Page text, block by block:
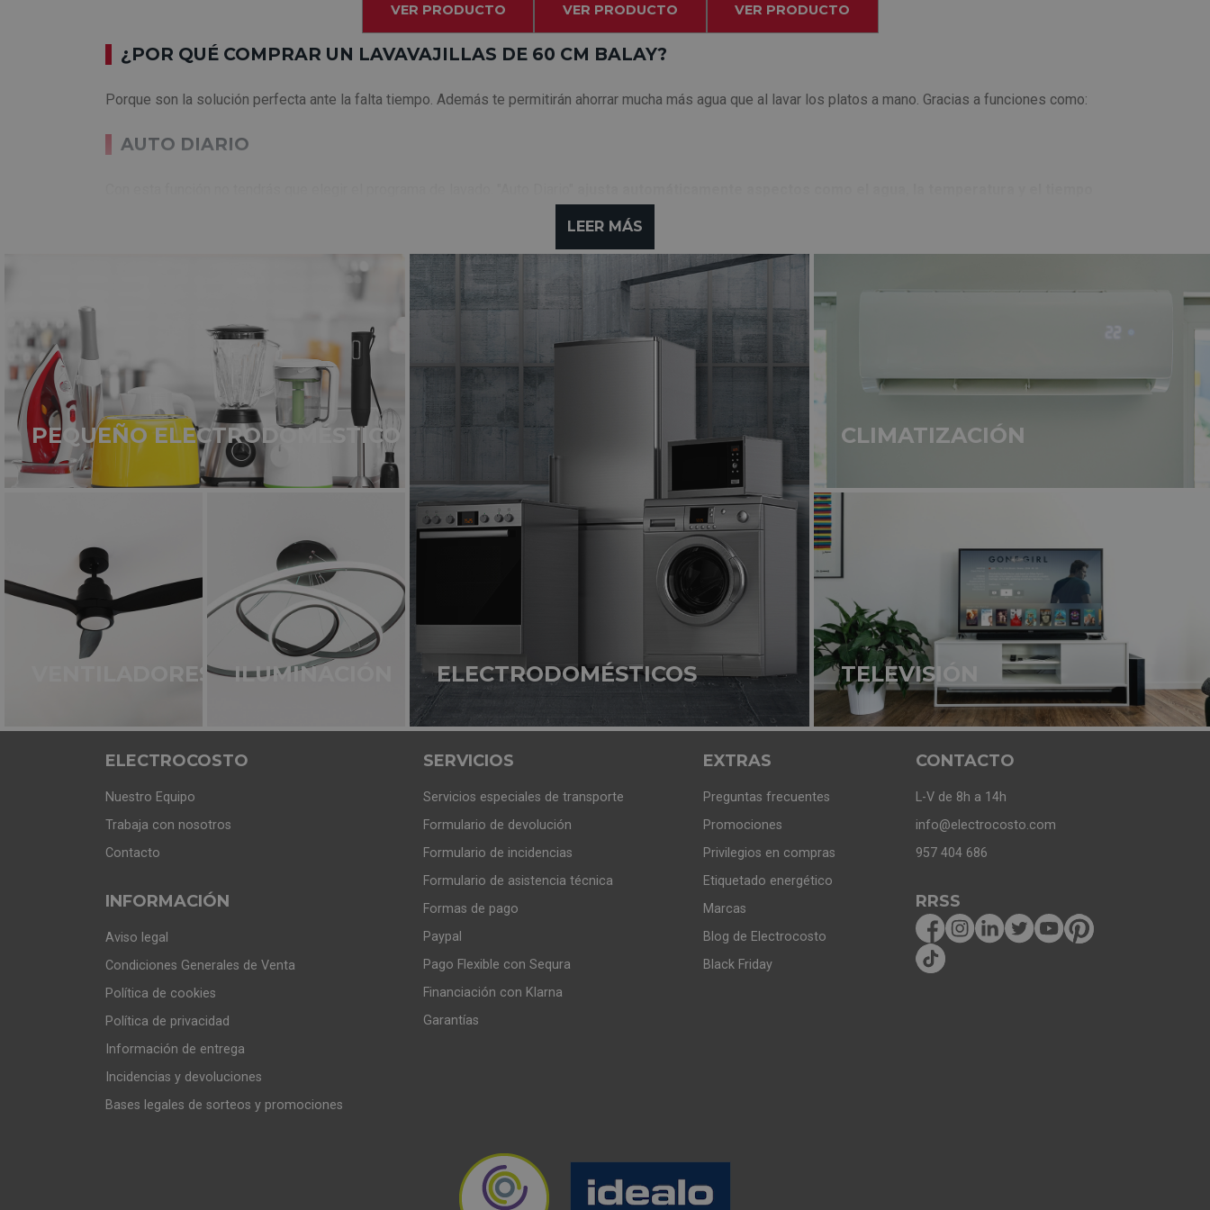
VER PRODUCTO VER PRODUCTO VER PRODUCTO
¿POR QUÉ COMPRAR UN LAVAVAJILLAS DE 60 CM BALAY?
Porque son la solución perfecta ante la falta tiempo. Además te permitirán ahorrar mucha más agua que al lavar los platos a mano. Gracias a funciones como:
AUTO DIARIO
. Con el objetivo de aportar los mejores resultados día a día. ¿Buscas un lavavajillas que
¿Y si además lo hace de manera silenciosa? con el motor ExtraSilencio con tecnología Inverter vas a disfrutar de lo que es silencio de verdad
no usa escobillas, lo que hace que el rozamiento disminuya. Reduciendo así al máximo el ruido y mejorando tanto la eficiencia como la vida de su motor.
¡Un motor que revolucionará el mundo!
TERCERA BANDEJA FLEX
Ubicada en la parte superior del lavaplatos. Con esta bandejavas a poder colocar cubiertos o utensilios de cocina de forma cómoda y segura. De esta
manera vas a poder disfrutar de la limpieza más eficaz también para tus cubiertos o piezas pequeñas. Balay piensa en todo.
SOPORTE VAJILLA PLÁSTICO
El lavado perfecto también para la vajilla de plástico.
Al ir encajados en sus varillas especiales evitará que se vuelquen durante el ciclo de lavado. De
esta manera te asegurarás el lavado perfecto en tus platos, fuentes, vasos y mucho más
. ¡Para que todo quede limpio como el primer día!
APP HOME CONNECT
vas a poder conectar tu móvil al lavavajillas . Así podrás tenerlo todo bajo control con solo mirar la app.
LEER MÁS
PEQUEÑO ELECTRODOMÉSTICO
ELECTRODOMÉSTICOS
CLIMATIZACIÓN
VENTILADORES ILUMINACIÓN TELEVISIÓN
ELECTROCOSTO
Nuestro Equipo
Trabaja con nosotros
Contacto
INFORMACIÓN
Aviso legal
Condiciones Generales de Venta
Política de cookies
Política de privacidad
Información de entrega
Incidencias y devoluciones
Bases legales de sorteos y promociones
SERVICIOS
Servicios especiales de transporte
Formulario de devolución
Formulario de incidencias
Formulario de asistencia técnica
Formas de pago
Paypal
Pago Flexible con Sequra
Financiación con Klarna
Garantías
EXTRAS
Preguntas frecuentes
Promociones
Privilegios en compras
Etiquetado energético
Marcas
Blog de Electrocosto
Black Friday
CONTACTO
L-V de 8h a 14h
info@electrocosto.com
957 404 686
RRSS